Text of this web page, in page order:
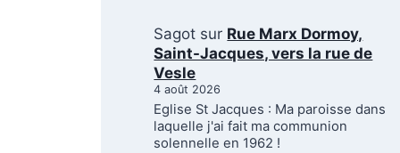
Sagot sur Rue Marx Dormoy,
Saint-Jacques, vers la rue de
Vesle
4 août 2026
Eglise St Jacques : Ma paroisse dans
laquelle j'ai fait ma communion
solennelle en 1962 !